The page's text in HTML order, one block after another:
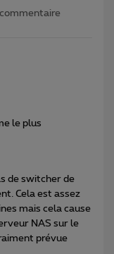
le plus
de switcher de
Cela est assez
mais cela cause
NAS sur le
prévue